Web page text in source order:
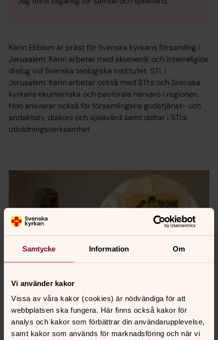
Samtycke Information Om
Vi använder kakor
Vissa av våra kakor (cookies) är nödvändiga för att
webbplatsen ska fungera. Här finns också kakor för
analys och kakor som förbättrar din användarupplevelse,
samt kakor som används för marknadsföring och när vi
Karin Ekblom är präst för Svenska kyrkans församling i
Jerusalem. Karin arbetar med ekumenik och interreligiös
dialog vid Svenska teologiska institutet, STI, i
Jerusalem. Karin arbetar också med STI:s och Svenska
kyrkans ekumeniska och pastorala närvaro i regionen.
Hon ansvarar också för församlingens gudstjänst- och
andaktsliv, diakoni och själavård samt deltar i STI:s
utbildningsverksamhet.